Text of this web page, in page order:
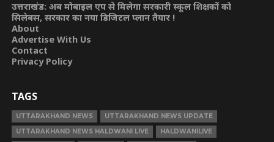
उत्तराखंड: अब मोबाइल एप से मिलेगा सरकारी स्कूल शिक्षकों को
सिलेबस, सरकार का नया डिजिटल प्लान तैयार !
About
Advertise With Us
Contact
Privacy Policy
TAGS
UTTARAKHAND NEWS
UTTARAKHAND NEWS UPDATE
UTTARAKHAND NEWS HALDWANI LIVE
HALDWANILIVE